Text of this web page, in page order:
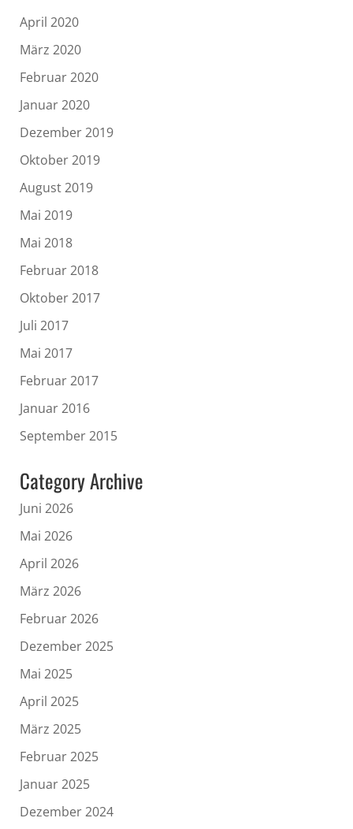
April 2020
März 2020
Februar 2020
Januar 2020
Dezember 2019
Oktober 2019
August 2019
Mai 2019
Mai 2018
Februar 2018
Oktober 2017
Juli 2017
Mai 2017
Februar 2017
Januar 2016
September 2015
Category Archive
Juni 2026
Mai 2026
April 2026
März 2026
Februar 2026
Dezember 2025
Mai 2025
April 2025
März 2025
Februar 2025
Januar 2025
Dezember 2024